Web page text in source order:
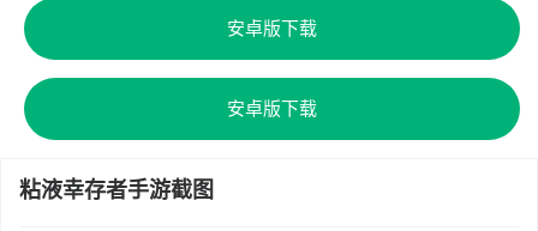
安卓版下载
安卓版下载
粘液幸存者手游截图